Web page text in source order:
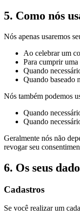
5. Como nós
Nós apenas usaremos
Ao celebrar um
Para cumprir
Quando
Quando baseado
Nós também podemos
Quando
Quando
Geralmente nós não
revogar seu
6. Os seus
Cadastros
Se você realizar um